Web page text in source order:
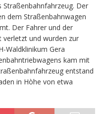
Straßenbahnfahrzeug. Der
dem Straßenbahnwagen
Der Fahrer und der
verletzt und wurden zur
Waldklinikum Gera
kam mit
entstand
in Hòhe von etwa